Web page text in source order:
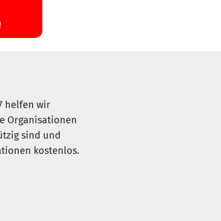
helfen wir
Organisationen
sind und
kostenlos.